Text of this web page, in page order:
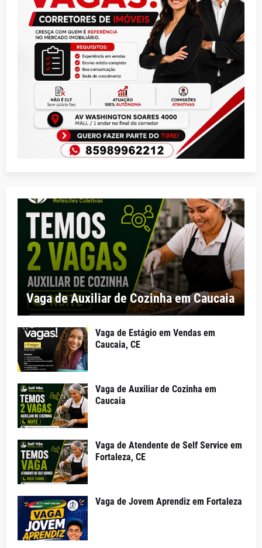
Vaga de Auxiliar de Cozinha em Caucaia
Vaga de Estágio em Vendas em
Caucaia, CE
Vaga de Auxiliar de Cozinha em
Caucaia
Vaga de Atendente de Self Service em
Fortaleza, CE
Vaga de Jovem Aprendiz em Fortaleza